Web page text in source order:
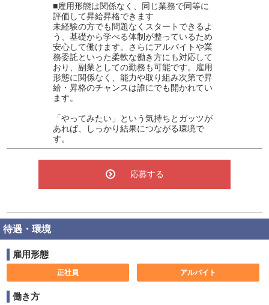
■雇用形態は関係なく、同じ業務で同等に
評価して昇給昇格できます
未経験の方でも問題なくスタートできるよ
う、基礎から学べる体制が整っているため
安心して働けます。さらにアルバイトや業
務委託といった柔軟な働き方にも対応して
おり、副業としての勤務も可能です。雇用
形態に関係なく、能力や取り組み次第で昇
給・昇格のチャンスは誰にでも開かれてい
ます。
「やってみたい」という気持ちとガッツが
あれば、しっかり結果につながる環境で
す。
応募する
待遇・環境
雇用形態
正社員 アルバイト
働き方